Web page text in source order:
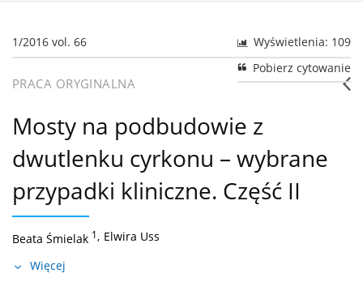
1/2016 vol. 66
Wyświetlenia: 109
Pobierz cytowanie
PRACA ORYGINALNA
Mosty na podbudowie z
dwutlenku cyrkonu – wybrane
przypadki kliniczne. Część II
Beata Śmielak 1, Elwira Uss
Więcej